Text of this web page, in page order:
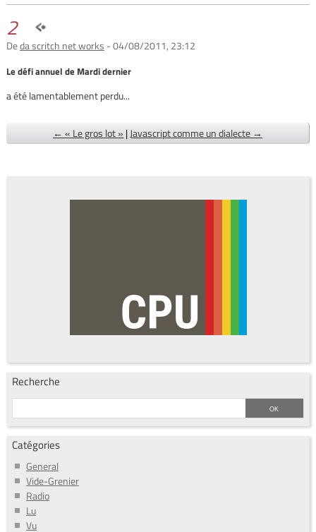
2
Deda scritch net works - 04/08/2011, 23:12
Le défi annuel de Mardi dernier
a été lamentablement perdu...
← « Le gros lot » |Javascript comme un dialecte →
Recherche
Catégories
General
Vide-Grenier
Radio
Lu
Vu